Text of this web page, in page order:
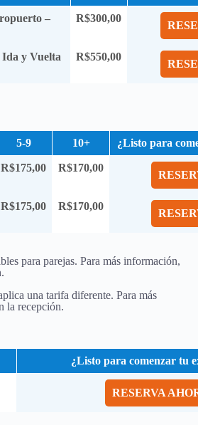
–
R$300,00
y Vuelta R$550,00
5-9 10+ ¿Listo para
R$175,00 R$170,00
R$175,00 R$170,00
para parejas. Para más información,
una tarifa diferente. Para más
la recepción.
¿Listo para comenzar tu
RESERVA